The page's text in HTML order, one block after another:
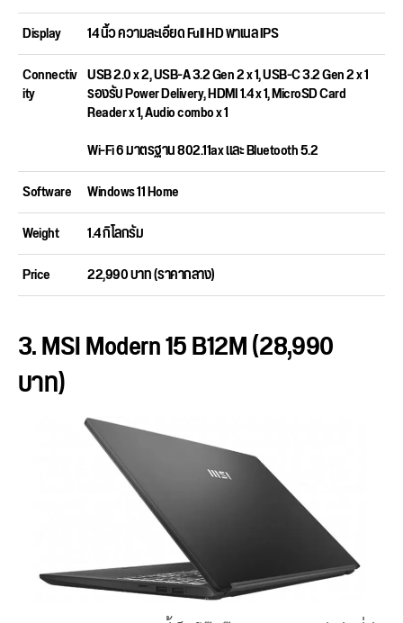
Display
14 นิ้ว ความละเอียด Full HD พาเนล IPS
Connectiv
ity
USB 2.0 x 2, USB-A 3.2 Gen 2 x 1, USB-C 3.2 Gen 2 x 1
รองรับ Power Delivery, HDMI 1.4 x 1, MicroSD Card
Reader x 1, Audio combo x 1
Wi-Fi 6 มาตรฐาน 802.11ax และ Bluetooth 5.2
Software Windows 11 Home
Weight
1.4 กิโลกรัม
Price
22,990 บาท (ราคากลาง)
3. MSI Modern 15 B12M (28,990
บาท)